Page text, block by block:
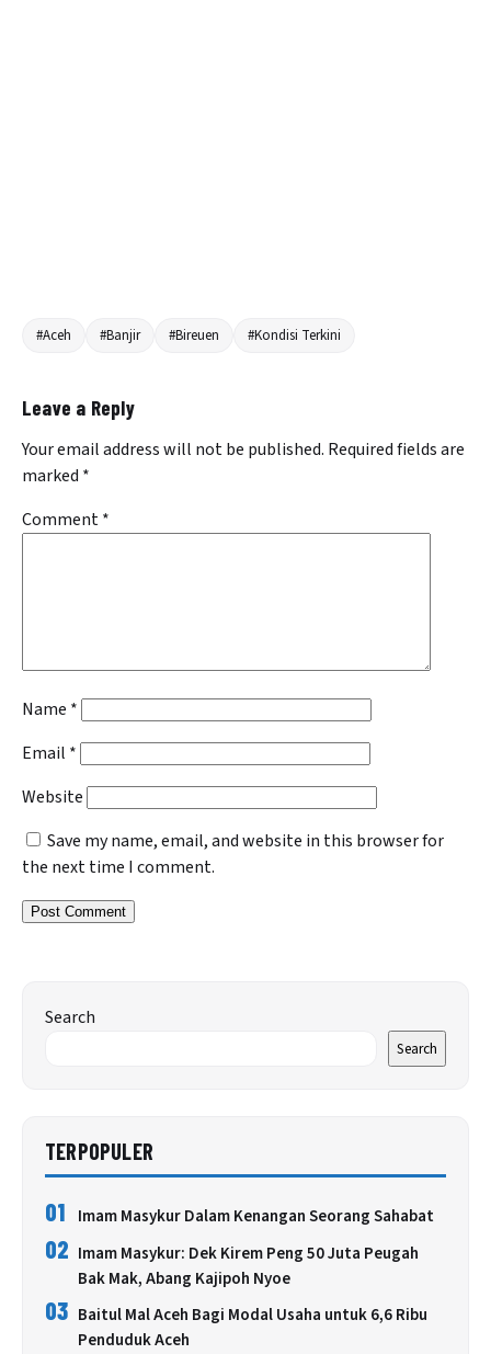
#Aceh #Banjir #Bireuen #Kondisi Terkini
Leave a Reply
Your email address will not be published. Required fields are
marked *
Comment*
Name *
Email *
Website
Save my name, email, and website in this browser for
the next time I comment.
Search
Search
TERPOPULER
01 Imam Masykur Dalam Kenangan Seorang Sahabat
02 Imam Masykur: Dek Kirem Peng 50 Juta Peugah
Bak Mak, Abang Kajipoh Nyoe
03 Baitul Mal Aceh Bagi Modal Usaha untuk 6,6 Ribu
Penduduk Aceh